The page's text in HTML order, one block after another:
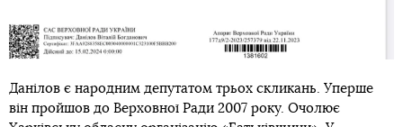
Данілов є народним депутатом трьох скликань. Уперше
він пройшов до Верховної Ради 2007 року. Очолює